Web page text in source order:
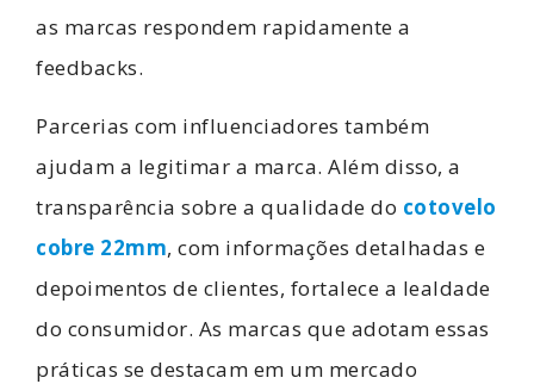
as marcas respondem rapidamente a
feedbacks.
Parcerias com influenciadores também
ajudam a legitimar a marca. Além disso, a
transparência sobre a qualidade do cotovelo
cobre 22mm, com informações detalhadas e
depoimentos de clientes, fortalece a lealdade
do consumidor. As marcas que adotam essas
práticas se destacam em um mercado